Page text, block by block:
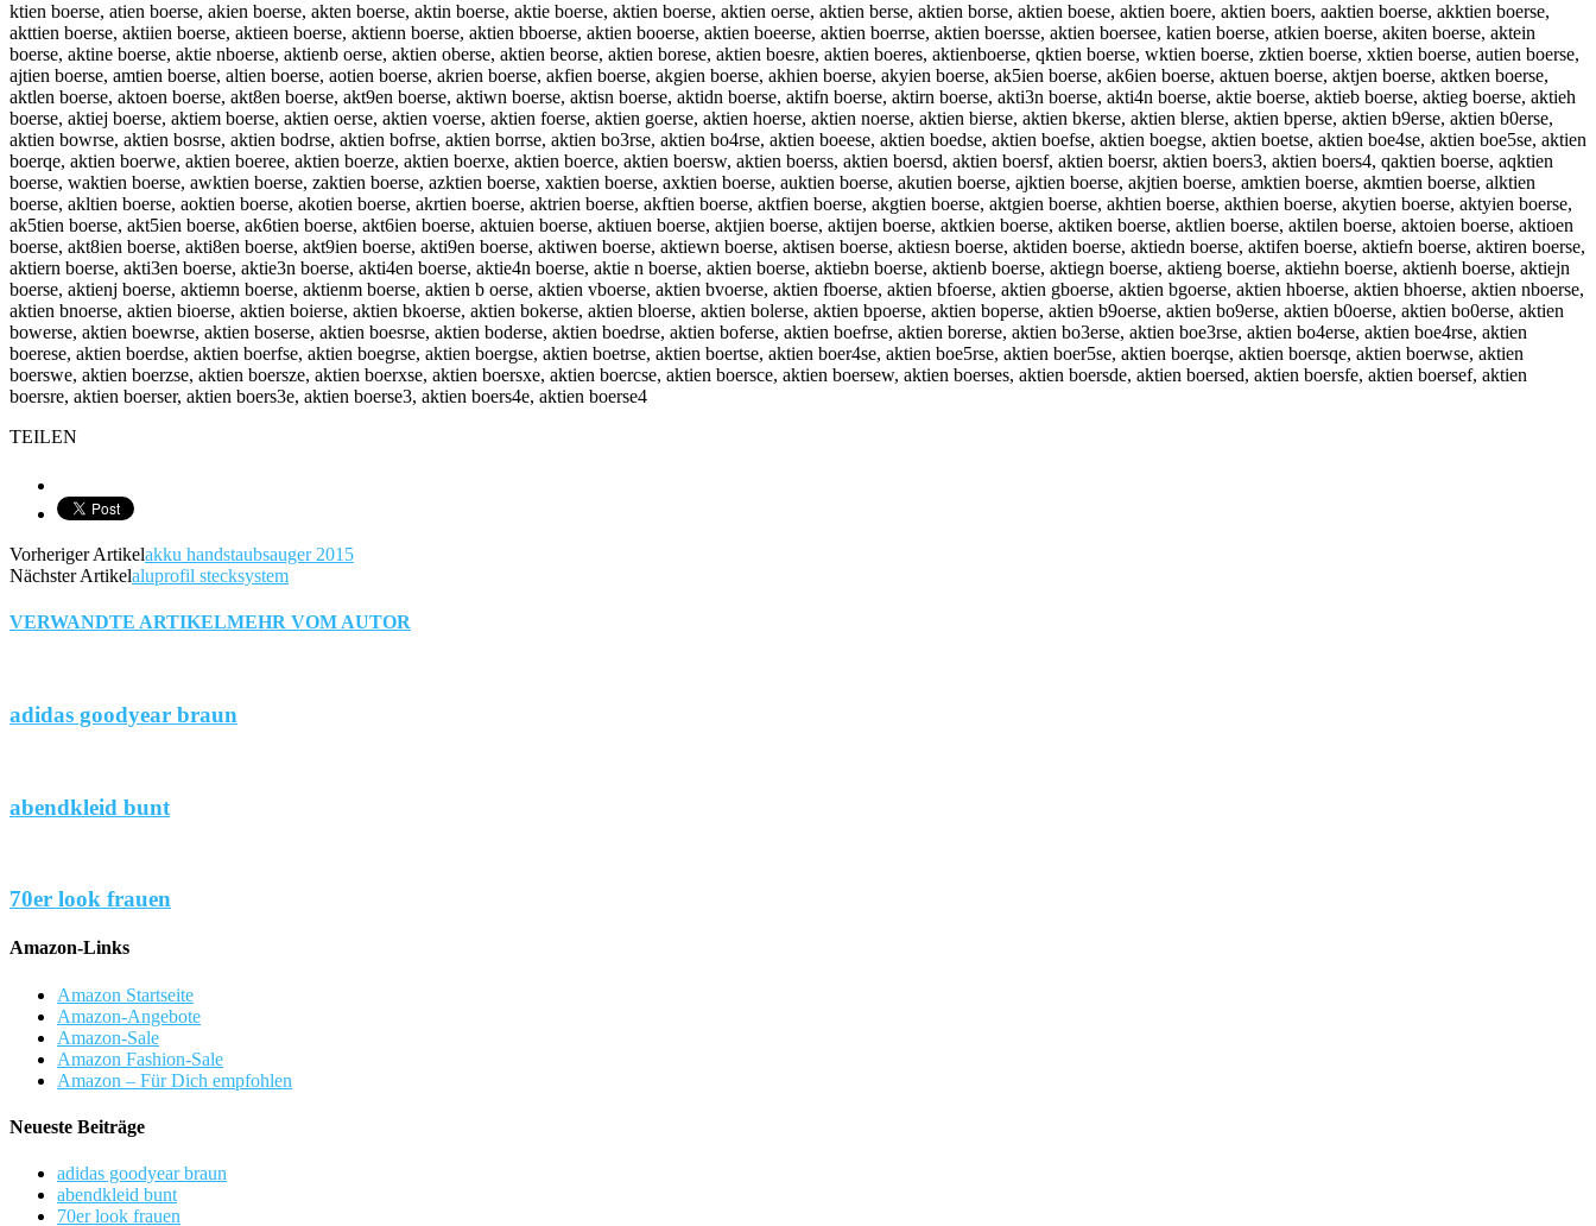
ktien boerse, atien boerse, akien boerse, akten boerse, aktin boerse, aktie boerse, aktien boerse, aktien oerse, aktien berse, aktien borse, aktien boese, aktien boere, aktien boers, aaktien boerse, akktien boerse,
akttien boerse, aktiien boerse, aktieen boerse, aktienn boerse, aktien bboerse, aktien booerse, aktien boeerse, aktien boerrse, aktien boersse, aktien boersee, katien boerse, atkien boerse, akiten boerse, aktein
boerse, aktine boerse, aktie nboerse, aktienb oerse, aktien oberse, aktien beorse, aktien borese, aktien boesre, aktien boeres, aktienboerse, qktien boerse, wktien boerse, zktien boerse, xktien boerse, autien boerse,
ajtien boerse, amtien boerse, altien boerse, aotien boerse, akrien boerse, akfien boerse, akgien boerse, akhien boerse, akyien boerse, ak5ien boerse, ak6ien boerse, aktuen boerse, aktjen boerse, aktken boerse,
aktlen boerse, aktoen boerse, akt8en boerse, akt9en boerse, aktiwn boerse, aktisn boerse, aktidn boerse, aktifn boerse, aktirn boerse, akti3n boerse, akti4n boerse, aktie boerse, aktieb boerse, aktieg boerse, aktieh
boerse, aktiej boerse, aktiem boerse, aktien oerse, aktien voerse, aktien foerse, aktien goerse, aktien hoerse, aktien noerse, aktien bierse, aktien bkerse, aktien blerse, aktien bperse, aktien b9erse, aktien b0erse,
aktien bowrse, aktien bosrse, aktien bodrse, aktien bofrse, aktien borrse, aktien bo3rse, aktien bo4rse, aktien boeese, aktien boedse, aktien boefse, aktien boegse, aktien boetse, aktien boe4se, aktien boe5se, aktien
boerqe, aktien boerwe, aktien boeree, aktien boerze, aktien boerxe, aktien boerce, aktien boersw, aktien boerss, aktien boersd, aktien boersf, aktien boersr, aktien boers3, aktien boers4, qaktien boerse, aqktien
boerse, waktien boerse, awktien boerse, zaktien boerse, azktien boerse, xaktien boerse, axktien boerse, auktien boerse, akutien boerse, ajktien boerse, akjtien boerse, amktien boerse, akmtien boerse, alktien
boerse, akltien boerse, aoktien boerse, akotien boerse, akrtien boerse, aktrien boerse, akftien boerse, aktfien boerse, akgtien boerse, aktgien boerse, akhtien boerse, akthien boerse, akytien boerse, aktyien boerse,
ak5tien boerse, akt5ien boerse, ak6tien boerse, akt6ien boerse, aktuien boerse, aktiuen boerse, aktjien boerse, aktijen boerse, aktkien boerse, aktiken boerse, aktlien boerse, aktilen boerse, aktoien boerse, aktioen
boerse, akt8ien boerse, akti8en boerse, akt9ien boerse, akti9en boerse, aktiwen boerse, aktiewn boerse, aktisen boerse, aktiesn boerse, aktiden boerse, aktiedn boerse, aktifen boerse, aktiefn boerse, aktiren boerse,
aktiern boerse, akti3en boerse, aktie3n boerse, akti4en boerse, aktie4n boerse, aktie n boerse, aktien boerse, aktiebn boerse, aktienb boerse, aktiegn boerse, aktieng boerse, aktiehn boerse, aktienh boerse, aktiejn
boerse, aktienj boerse, aktiemn boerse, aktienm boerse, aktien b oerse, aktien vboerse, aktien bvoerse, aktien fboerse, aktien bfoerse, aktien gboerse, aktien bgoerse, aktien hboerse, aktien bhoerse, aktien nboerse,
aktien bnoerse, aktien bioerse, aktien boierse, aktien bkoerse, aktien bokerse, aktien bloerse, aktien bolerse, aktien bpoerse, aktien boperse, aktien b9oerse, aktien bo9erse, aktien b0oerse, aktien bo0erse, aktien
bowerse, aktien boewrse, aktien boserse, aktien boesrse, aktien boderse, aktien boedrse, aktien boferse, aktien boefrse, aktien borerse, aktien bo3erse, aktien boe3rse, aktien bo4erse, aktien boe4rse, aktien
boerese, aktien boerdse, aktien boerfse, aktien boegrse, aktien boergse, aktien boetrse, aktien boertse, aktien boer4se, aktien boe5rse, aktien boer5se, aktien boerqse, aktien boersqe, aktien boerwse, aktien
boerswe, aktien boerzse, aktien boersze, aktien boerxse, aktien boersxe, aktien boercse, aktien boersce, aktien boersew, aktien boerses, aktien boersde, aktien boersed, aktien boersfe, aktien boersef, aktien
boersre, aktien boerser, aktien boers3e, aktien boerse3, aktien boers4e, aktien boerse4
TEILEN
Vorheriger Artikelakku handstaubsauger 2015
Nächster Artikelaluprofil stecksystem
VERWANDTE ARTIKELMEHR VOM AUTOR
adidas goodyear braun
abendkleid bunt
70er look frauen
Amazon-Links
Amazon Startseite
Amazon-Angebote
Amazon-Sale
Amazon Fashion-Sale
Amazon – Für Dich empfohlen
Neueste Beiträge
adidas goodyear braun
abendkleid bunt
70er look frauen